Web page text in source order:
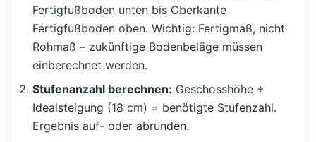
Fertigfußboden unten bis Oberkante
Fertigfußboden oben. Wichtig: Fertigmaß, nicht
Rohmaß – zukünftige Bodenbeläge müssen
einberechnet werden.
Stufenanzahl berechnen: Geschosshöhe ÷
Idealsteigung (18 cm) = benötigte Stufenzahl.
Ergebnis auf- oder abrunden.